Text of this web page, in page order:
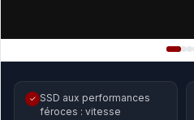
✓ SSD aux performances
féroces : vitesse